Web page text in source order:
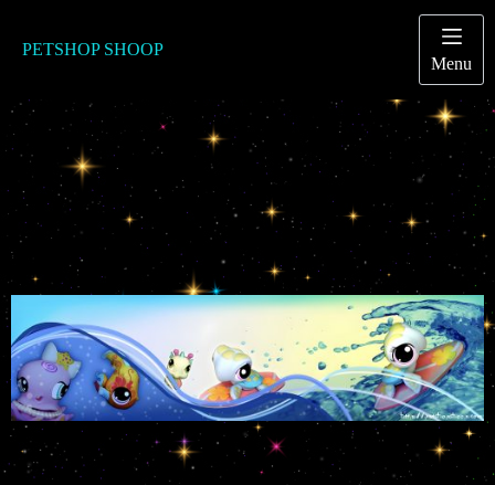
contenu
PETSHOP SHOOP
Menu